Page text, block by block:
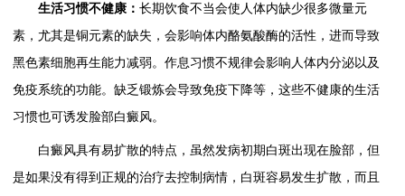
生活习惯不健康：长期饮食不当会使人体内缺少很多微量元
素，尤其是铜元素的缺失，会影响体内酪氨酸酶的活性，进而导致
黑色素细胞再生能力减弱。作息习惯不规律会影响人体内分泌以及
免疫系统的功能。缺乏锻炼会导致免疫下降等，这些不健康的生活
习惯也可诱发脸部白癜风。
白癜风具有易扩散的特点，虽然发病初期白斑出现在脸部，但
是如果没有得到正规的治疗去控制病情，白斑容易发生扩散，而且